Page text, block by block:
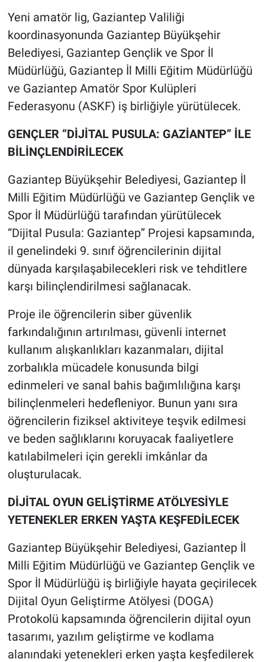
Yeni amatör lig, Gaziantep Valiliği
koordinasyonunda Gaziantep Büyükşehir
Belediyesi, Gaziantep Gençlik ve Spor İl
Müdürlüğü, Gaziantep İl Milli Eğitim Müdürlüğü
ve Gaziantep Amatör Spor Kulüpleri
Federasyonu (ASKF) iş birliğiyle yürütülecek.
GENÇLER “DİJİTAL PUSULA: GAZİANTEP” İLE
BİLİNÇLENDİRİLECEK
Gaziantep Büyükşehir Belediyesi, Gaziantep İl
Milli Eğitim Müdürlüğü ve Gaziantep Gençlik ve
Spor İl Müdürlüğü tarafından yürütülecek
“Dijital Pusula: Gaziantep” Projesi kapsamında,
il genelindeki 9. sınıf öğrencilerinin dijital
dünyada karşılaşabilecekleri risk ve tehditlere
karşı bilinçlendirilmesi sağlanacak.
Proje ile öğrencilerin siber güvenlik
farkındalığının artırılması, güvenli internet
kullanım alışkanlıkları kazanmaları, dijital
zorbalıkla mücadele konusunda bilgi
edinmeleri ve sanal bahis bağımlılığına karşı
bilinçlenmeleri hedefleniyor. Bunun yanı sıra
öğrencilerin fiziksel aktiviteye teşvik edilmesi
ve beden sağlıklarını koruyacak faaliyetlere
katılabilmeleri için gerekli imkânlar da
oluşturulacak.
DİJİTAL OYUN GELİŞTİRME ATÖLYESİYLE
YETENEKLER ERKEN YAŞTA KEŞFEDİLECEK
Gaziantep Büyükşehir Belediyesi, Gaziantep İl
Milli Eğitim Müdürlüğü ve Gaziantep Gençlik ve
Spor İl Müdürlüğü iş birliğiyle hayata geçirilecek
Dijital Oyun Geliştirme Atölyesi (DOGA)
Protokolü kapsamında öğrencilerin dijital oyun
tasarımı, yazılım geliştirme ve kodlama
alanındaki yetenekleri erken yaşta keşfedilerek